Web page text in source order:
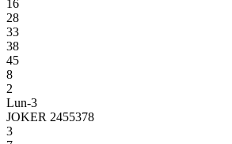
16
28
33
38
45
8
2
Lun-3
JOKER 2455378
3